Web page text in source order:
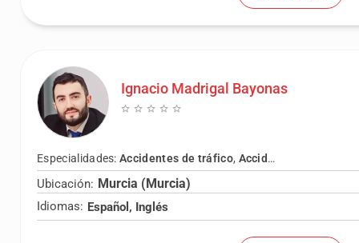
Ignacio Madrigal Bayonas
Especialidades:Accidentes de tráfico, Accidentes laborales
Ubicación: Murcia (Murcia)
Idiomas: Español, Inglés